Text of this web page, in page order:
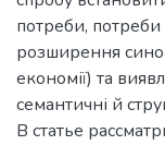
потреби, потреби
розширення
економії) та
семантичні й
В статье